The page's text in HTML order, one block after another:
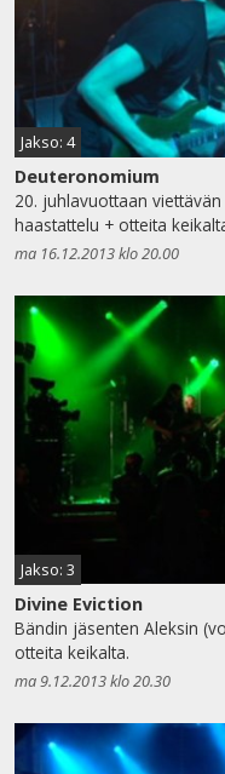
Jakso: 4
Deuteronomium
20. juhlavuottaan
haastattelu + otteita
ma 16.12.2013 klo 20.00
Jakso: 3
Divine Eviction
Bändin jäsenten Aleksin
otteita keikalta.
ma 9.12.2013 klo 20.30